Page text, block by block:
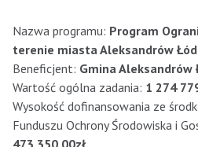
Nazwa programu: Program
terenie miasta Aleksandrów
Beneficjent: Gmina Aleksandrów
Wartość ogólna zadania: 1 274
Wysokość dofinansowania ze
Funduszu Ochrony Środowiska i